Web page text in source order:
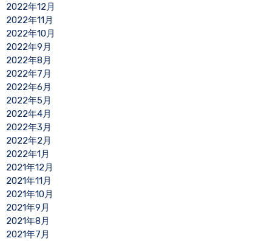
2022年12月
2022年11月
2022年10月
2022年9月
2022年8月
2022年7月
2022年6月
2022年5月
2022年4月
2022年3月
2022年2月
2022年1月
2021年12月
2021年11月
2021年10月
2021年9月
2021年8月
2021年7月